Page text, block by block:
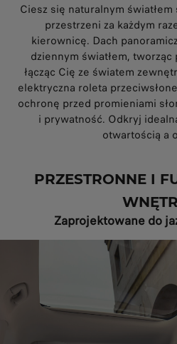
Ciesz się naturalnym
przestrzeni za każdym
kierownicę. Dach
dziennym światłem,
łącząc Cię ze światem
elektryczna roleta
ochronę przed promieniami
i prywatność. Odkryj
otwartością a
PRZESTRONNE I
Zaprojektowane do